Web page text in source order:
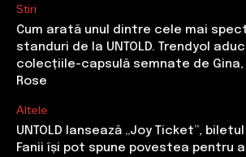
Stiri
Cum arată unul dintre cele mai
standuri de la UNTOLD. Trendyol
colecțiile-capsulă semnate de Gina,
Rose
Altele
UNTOLD lansează „Joy Ticket”,
Fanii își pot spune povestea pentru